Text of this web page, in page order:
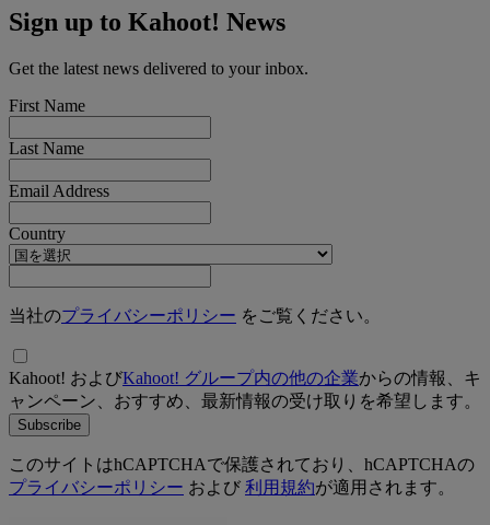
Sign up to Kahoot! News
Get the latest news delivered to your inbox.
First Name
Last Name
Email Address
Country
当社のプライバシーポリシー をご覧ください。
Kahoot! およびKahoot! グループ内の他の企業からの情報、キ
ャンペーン、おすすめ、最新情報の受け取りを希望します。
Subscribe
このサイトはhCAPTCHAで保護されており、hCAPTCHAの
プライバシーポリシー および 利用規約が適用されます。